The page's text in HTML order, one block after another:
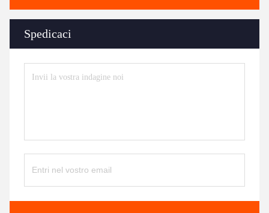
Spedicaci